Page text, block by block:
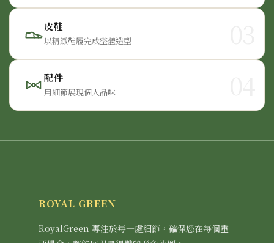
皮鞋
以精緻鞋履完成整體造型
配件
用細節展現個人品味
ROYAL GREEN
RoyalGreen 專注於每一處細節，確保您在每個重